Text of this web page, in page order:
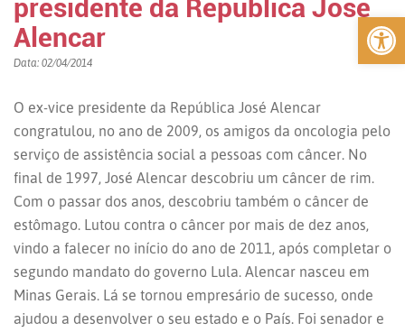
Abrir
presidente da República José
Alencar
Data: 02/04/2014
O ex-vice presidente da República José Alencar
congratulou, no ano de 2009, os amigos da oncologia pelo
serviço de assistência social a pessoas com câncer. No
final de 1997, José Alencar descobriu um câncer de rim.
Com o passar dos anos, descobriu também o câncer de
estômago. Lutou contra o câncer por mais de dez anos,
vindo a falecer no início do ano de 2011, após completar o
segundo mandato do governo Lula. Alencar nasceu em
Minas Gerais. Lá se tornou empresário de sucesso, onde
ajudou a desenvolver o seu estado e o País. Foi senador e